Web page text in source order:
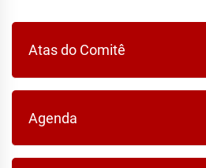
Atas do Comitê
Agenda